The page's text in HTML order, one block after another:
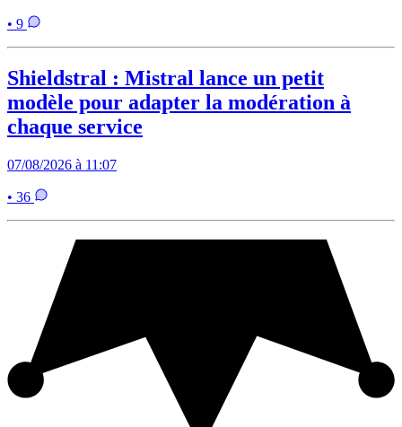
• 9
Shieldstral : Mistral lance un petit
modèle pour adapter la modération à
chaque service
07/08/2026 à 11:07
• 36